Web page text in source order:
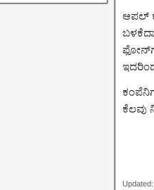
ಆಪಲ್
ಕೆಲವು